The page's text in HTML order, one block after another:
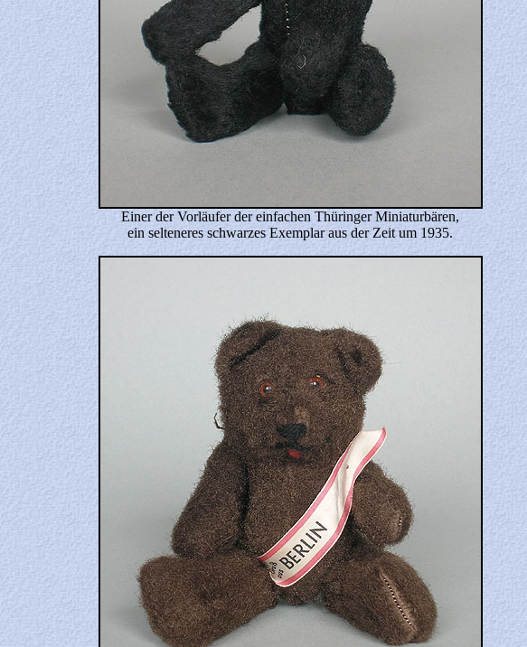
Einer der Vorläufer der einfachen Thüringer Miniaturbären,
ein selteneres schwarzes Exemplar aus der Zeit um 1935.